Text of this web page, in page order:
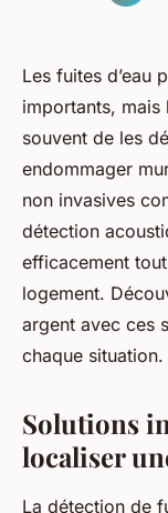
Les fuites d’eau
importants, mais
souvent de les
endommager
non invasives
détection
efficacement
logement.
argent avec ces
chaque situation.
Solutions
localiser
La détection de